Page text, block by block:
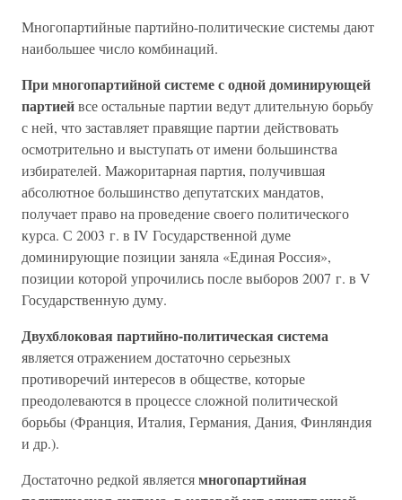
Многопартийные партийно-политические системы дают
наибольшее число комбинаций.
При многопартийной системе с одной доминирующей
партиейвсе остальные партии ведут длительную борьбу
с ней, что заставляет правящие партии действовать
осмотрительно и выступать от имени большинства
избирателей. Мажоритарная партия, получившая
абсолютное большинство депутатских мандатов,
получает право на проведение своего политического
курса. С 2003 г. в IV Государственной думе
доминирующие позиции заняла «Единая Россия»,
позиции которой упрочились после выборов 2007 г. в V
Государственную думу.
Двухблоковая партийно-политическая система
является отражением достаточно серьезных
противоречий интересов в обществе, которые
преодолеваются в процессе сложной политической
борьбы (Франция, Италия, Германия, Дания, Финляндия
и др.).
Достаточно редкой являетсямногопартийная